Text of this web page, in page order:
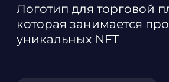
Логотип для торговой
которая занимается
уникальных NFT